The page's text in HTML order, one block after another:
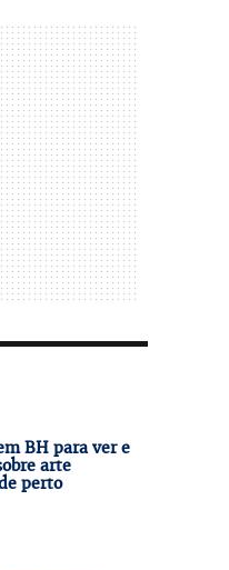
BH para ver e
arte
perto